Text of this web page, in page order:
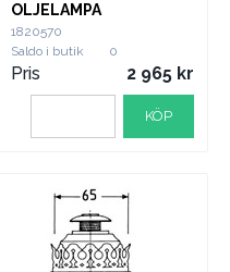
OLJELAMPA
1820570
Saldo i butik
0
Pris 2 965
KÖP